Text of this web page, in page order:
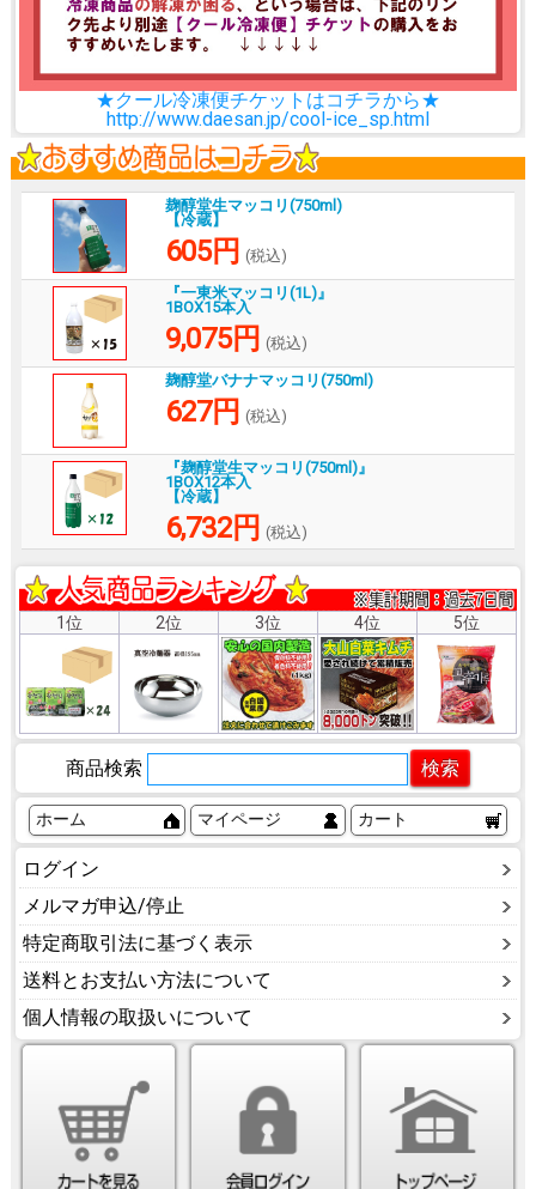
★クール冷凍便チケットはコチラから★
http://www.daesan.jp/cool-ice_sp.html
麹醇堂生マッコリ(750ml)
【冷蔵】
605円 (税込)
『一東米マッコリ(1L)』
1BOX15本入
9,075円 (税込)
麹醇堂バナナマッコリ(750ml)
627円 (税込)
『麹醇堂生マッコリ(750ml)』
1BOX12本入
【冷蔵】
6,732円 (税込)
1位 2位 3位 4位 5位
商品検索
ホーム マイページ カート
ログイン
メルマガ申込/停止
特定商取引法に基づく表示
送料とお支払い方法について
個人情報の取扱いについて